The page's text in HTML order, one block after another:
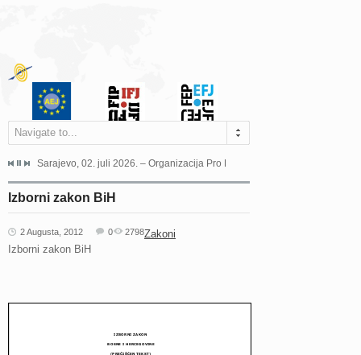
Navigate to...
Grada Sarajeva povodom Dana Sarajeva dugogodišnjoj...
Sarajevo, 02. juli 2026. – Organizacija Pro Educa juče je uspješno
Izborni zakon BiH
2 Augusta, 2012 Zakoni
0 2798
Izborni zakon BiH